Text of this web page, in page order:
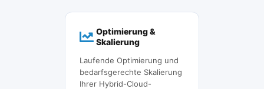
Optimierung &
Skalierung
Laufende Optimierung und
bedarfsgerechte Skalierung
Ihrer Hybrid-Cloud-